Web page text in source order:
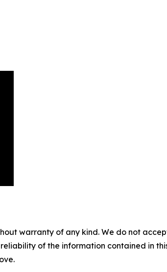
warranty of any kind. We do not
of the information contained in